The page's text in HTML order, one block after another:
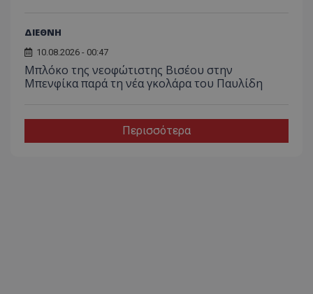
ΔΙΕΘΝΗ
10.08.2026 - 00:47
Μπλόκο της νεοφώτιστης Βισέου στην
Μπενφίκα παρά τη νέα γκολάρα του Παυλίδη
Περισσότερα